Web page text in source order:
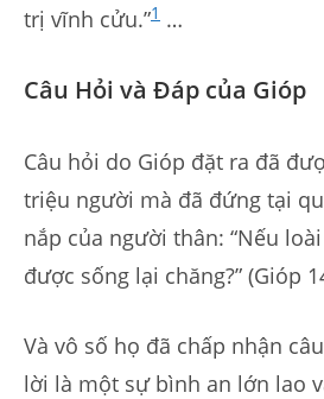
trị vĩnh cửu.”1 …
Câu Hỏi và Đáp của Gióp
Câu hỏi do Gióp đặt ra đã
triệu người mà đã đứng tại
nắp của người thân: “Nếu
được sống lại chăng?” (Gióp
Và vô số họ đã chấp nhận
lời là một sự bình an lớn lao